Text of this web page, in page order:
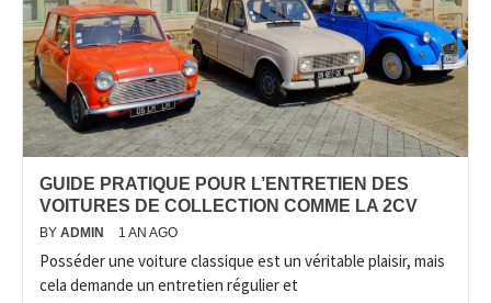
GUIDE PRATIQUE POUR L’ENTRETIEN DES
VOITURES DE COLLECTION COMME LA 2CV
BY ADMIN 1 AN AGO
Posséder une voiture classique est un véritable plaisir, mais
cela demande un entretien régulier et